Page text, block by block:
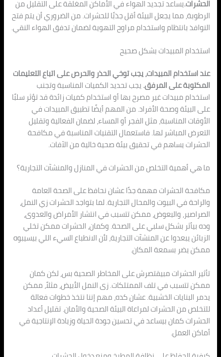
الحشرات.يساعد تجديد الهواء في الأماكن المغلقة على التقليل من
الرطوبة، مما يجعل البيئة أقل جذبًا للحشرات. من الضروري أن يتم فتح
النوافذ بانتظام واستخدام مراوح التهوية لضمان تدفق الهواء النقي.
استخدام المبيدات بشكل صحيح
عند استخدام المبيدات، يجب توخي الحذر والحرص على اتباع التعليمات
المكتوبة على المرفق.يجب تحديد الكميات المناسبة وتجنب
استخدام مبيدات غير مصرح بها أو استخدام كميات زائدة قد تؤثر سلبًا
على البيئة وصحة الأفراد. من المهم أيضًا تطبيق المبيدات في
الأوقات المناسبة، مثل الفجر أو المساء، لضمان الفعالية وتقليل
التعرض المباشر لها. فاستعمال التقنيات المناسبة في مكافحة
الحشرات يساهم في تحقيق بيئة صحية خالية من الآفات.
ما هي أهمية التخلص من الحشرات في المنازل والمنشآت التجارية؟
مكافحة الحشرات مهمة جدًا عشان نحافظ على الصحة العامة
والراحة في البيوت والمحال التجارية. لما بتواجد الحشرات زي النمل،
الصراصير، والبعوض، ممكن تتسبب في انتشار الأمراض والعدوى،
وده بيأثر بشكل سلبي على الصحة. وكمان، الحشرات ممكن تخلي
الزبائن يبعدوا عن المنشآت التجارية، لأن الانطباع السيء اللي بيسيبوه
ممكن يضر بسمعة المكان.
تأثير الحشرات مبيقتصرش على المخاطر الصحية بس، لكن كمان
ممكن تتسبب في تلف الممتلكات. زى النمل الأبيض، مثلاً، ممكن
يدمر البنايات الخشبية. عشان كده، مهم إننا نتخذ خطوات فعالة
للتخلص من الحشرات لمراعاة البيئة الصحية والأمان. تقليل أعداد
الحشرات كمان بيساعد في تحسين جودة الحياة وزيادة الإنتاجية في
أماكن العمل.